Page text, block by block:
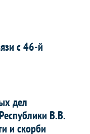
с 46-й
дел
В.В.
и скорби